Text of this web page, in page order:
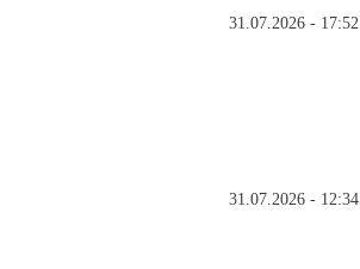
31.07.2026 - 17:52
31.07.2026 - 12:34